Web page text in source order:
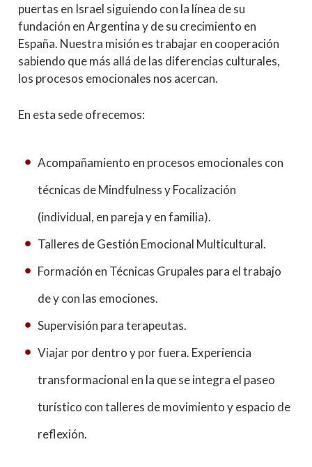
puertas en Israel siguiendo con la línea de su
fundación en Argentina y de su crecimiento en
España. Nuestra misión es trabajar en cooperación
sabiendo que más allá de las diferencias culturales,
los procesos emocionales nos acercan.
En esta sede ofrecemos:
Acompañamiento en procesos emocionales con
técnicas de Mindfulness y Focalización
(individual, en pareja y en familia).
Talleres de Gestión Emocional Multicultural.
Formación en Técnicas Grupales para el trabajo
de y con las emociones.
Supervisión para terapeutas.
Viajar por dentro y por fuera. Experiencia
transformacional en la que se integra el paseo
turístico con talleres de movimiento y espacio de
reflexión.